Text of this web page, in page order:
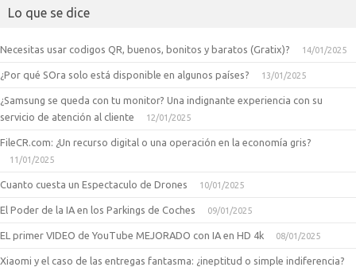
Lo que se dice
Necesitas usar codigos QR, buenos, bonitos y baratos (Gratix)? 14/01/2025
¿Por qué SOra solo está disponible en algunos países? 13/01/2025
¿Samsung se queda con tu monitor? Una indignante experiencia con su
servicio de atención al cliente
12/01/2025
FileCR.com: ¿Un recurso digital o una operación en la economía gris?
11/01/2025
Cuanto cuesta un Espectaculo de Drones 10/01/2025
El Poder de la IA en los Parkings de Coches 09/01/2025
EL primer VIDEO de YouTube MEJORADO con IA en HD 4k 08/01/2025
Xiaomi y el caso de las entregas fantasma: ¿ineptitud o simple indiferencia?